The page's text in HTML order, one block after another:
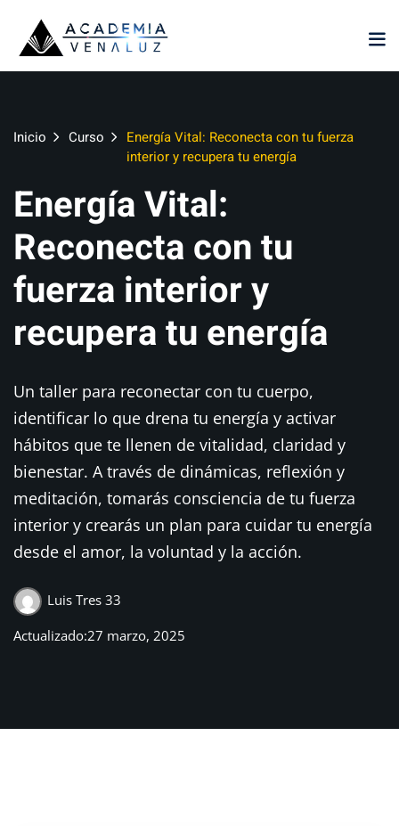
Inicio Curso
Energía Vital: Reconecta con tu fuerza
interior y recupera tu energía
Energía Vital:
Reconecta con tu
fuerza interior y
recupera tu energía
Un taller para reconectar con tu cuerpo,
identificar lo que drena tu energía y activar
hábitos que te llenen de vitalidad, claridad y
bienestar. A través de dinámicas, reflexión y
meditación, tomarás consciencia de tu fuerza
interior y crearás un plan para cuidar tu energía
desde el amor, la voluntad y la acción.
Luis Tres 33
Actualizado:27 marzo, 2025
Sign in
Remember me Lost your password?
Sign up
Already have an account?Sign in